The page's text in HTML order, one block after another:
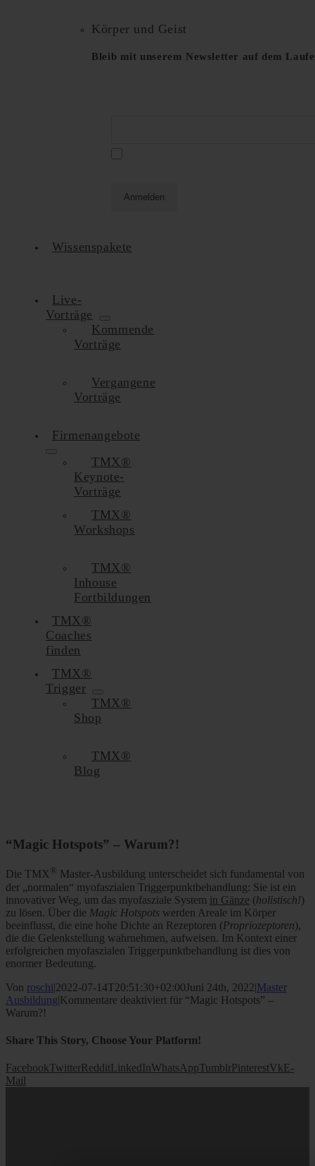
Körper und Geist
Bleib mit unserem Newsletter auf dem
Anmelden
Wissenspakete
Live-
Vorträge
Kommende
Vorträge
Vergangene
Vorträge
Firmenangebote
TMX®
Keynote-
Vorträge
TMX®
Workshops
TMX®
Inhouse
Fortbildungen
TMX®
Coaches
finden
TMX®
Trigger
TMX®
Shop
TMX®
Blog
“Magic Hotspots” – Warum?!
Die TMX ®
Master-Ausbildung unterscheidet sich fundamental von
der „normalen“ myofaszialen Triggerpunktbehandlung: Sie ist ein
innovativer Weg, um das myofasziale System in Gänze (holistisch!)
zu lösen. Über die Magic Hotspots werden Areale im Körper
beeinflusst, die eine hohe Dichte an Rezeptoren (Propriozeptoren),
die die Gelenkstellung wahrnehmen, aufweisen. Im Kontext einer
erfolgreichen myofaszialen Triggerpunktbehandlung ist dies von
enormer Bedeutung.
Von roschi|2022-07-14T20:51:30+02:00Juni 24th, 2022|Master
Ausbildung|Kommentare deaktiviert für “Magic Hotspots” –
Warum?!
Share This Story, Choose Your Platform!
FacebookTwitterRedditLinkedInWhatsAppTumblrPinterestVkE-
Mail